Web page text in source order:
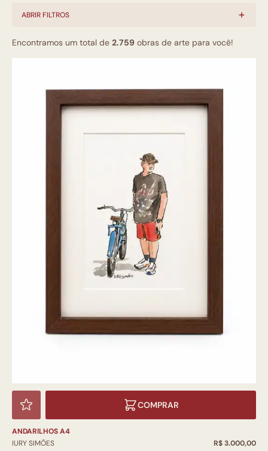
ABRIR FILTROS
Encontramos um total de 2.759 obras de arte para você!
COMPRAR
ANDARILHOS A4
IURY SIMÕES
R$ 3.000,00